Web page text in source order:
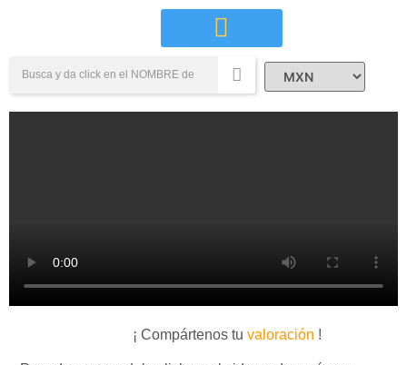
¡ Compártenos tu valoración !